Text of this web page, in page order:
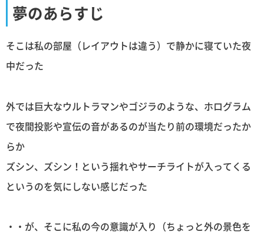
夢のあらすじ
そこは私の部屋（レイアウトは違う）で静かに寝ていた夜
中だった
外では巨大なウルトラマンやゴジラのような、ホログラム
で夜間投影や宣伝の音があるのが当たり前の環境だったか
らか
ズシン、ズシン！という揺れやサーチライトが入ってくる
というのを気にしない感じだった
・・が、そこに私の今の意識が入り（ちょっと外の景色を